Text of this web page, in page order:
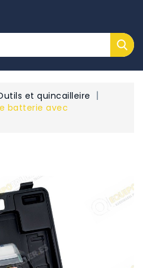
et quincailleire
batterie avec